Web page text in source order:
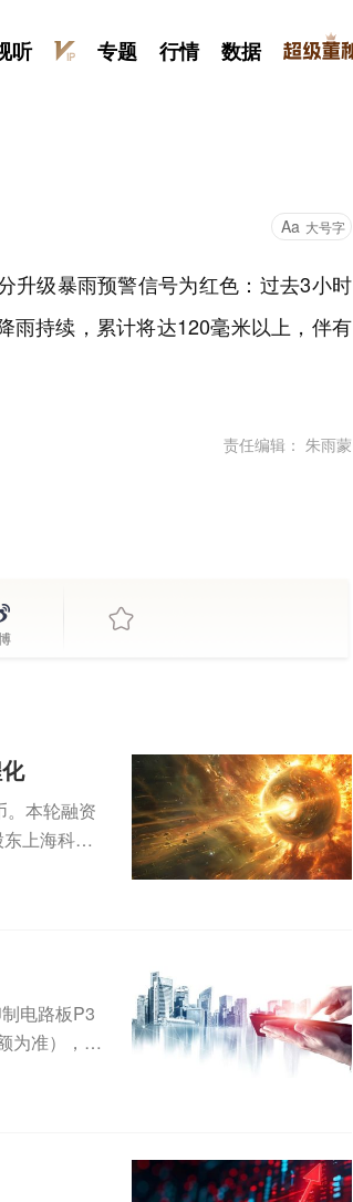
听 专题 行情 数据
Aa 大号字
升级暴雨预警信号为红色：过去3小时
雨持续，累计将达120毫米以上，伴有
责任编辑： 朱雨蒙
。本轮融资
上海科创
电路板P3
为准），资